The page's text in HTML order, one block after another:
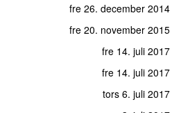
fre 26. december 2014
fre 20. november 2015
fre 14. juli 2017
fre 14. juli 2017
tors 6. juli 2017